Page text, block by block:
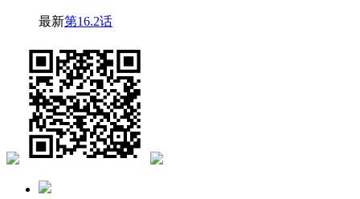
最新第16.2话